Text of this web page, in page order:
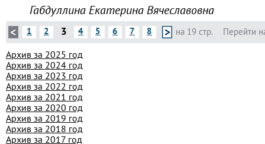
Габдуллина Екатерина Вячеславовна
Перейти
1 2 3 4 5 6 7 8 на 19 стр.
Архив за 2025 год
Архив за 2024 год
Архив за 2023 год
Архив за 2022 год
Архив за 2021 год
Архив за 2020 год
Архив за 2019 год
Архив за 2018 год
Архив за 2017 год